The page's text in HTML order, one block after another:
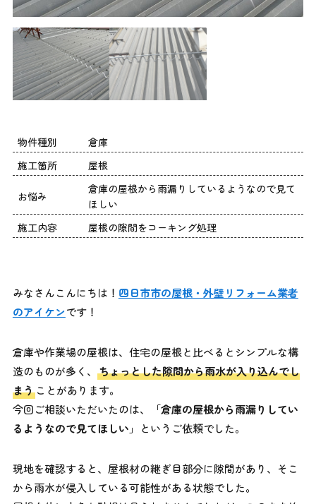
物件種別
倉庫
施工箇所
屋根
お悩み
倉庫の屋根から雨漏りしているようなので見て
ほしい
施工内容
屋根の隙間をコーキング処理
みなさんこんにちは！ 四日市市の屋根・外壁リフォーム業者
のアイケンです！
倉庫や作業場の屋根は、住宅の屋根と比べるとシンプルな構
造のものが多く、 ちょっとした隙間から雨水が入り込んでし
まうことがあります。
今回ご相談いただいたのは、「倉庫の屋根から雨漏りしてい
るようなので見てほしい 」というご依頼でした。
現地を確認すると、屋根材の継ぎ目部分に隙間があり、そこ
から雨水が侵入している可能性がある状態でした。